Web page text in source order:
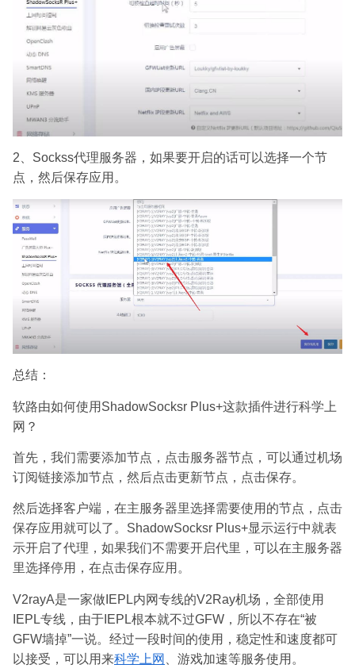
2、Sockss代理服务器，如果要开启的话可以选择一个节
点，然后保存应用。
总结：
软路由如何使用ShadowSocksr Plus+这款插件进行科学上
网？
首先，我们需要添加节点，点击服务器节点，可以通过机场
订阅链接添加节点，然后点击更新节点，点击保存。
然后选择客户端，在主服务器里选择需要使用的节点，点击
保存应用就可以了。ShadowSocksr Plus+显示运行中就表
示开启了代理，如果我们不需要开启代里，可以在主服务器
里选择停用，在点击保存应用。
V2rayA是一家做IEPL内网专线的V2Ray机场，全部使用
IEPL专线，由于IEPL根本就不过GFW，所以不存在“被
GFW墙掉”一说。经过一段时间的使用，稳定性和速度都可
以接受，可以用来科学上网 、游戏加速等服务使用。